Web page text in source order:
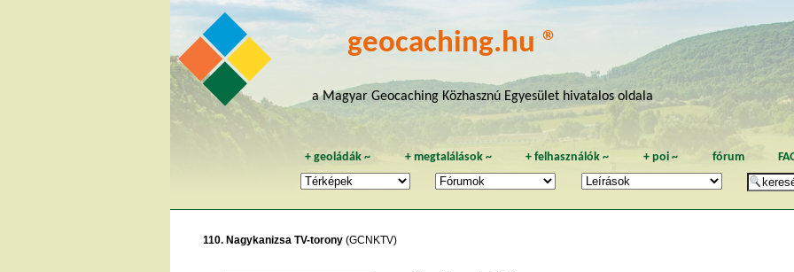
geocaching.hu ®
a Magyar Geocaching Közhasznú Egyesület hivatalos oldala
+geoládák ~ + megtalálások~ +felhasználók ~ + poi~ fórum
110. Nagykanizsa TV-torony (GCNKTV)